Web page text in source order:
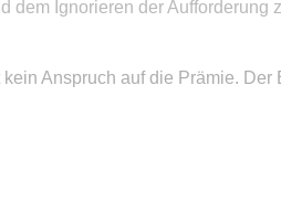
dem Ignorieren der Aufforderung
Anspruch auf die Prämie.